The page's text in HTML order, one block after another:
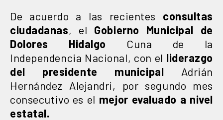
De acuerdo a las recientes consultas
ciudadanas, el Gobierno Municipal de
Dolores Hidalgo Cuna de la
Independencia Nacional, con el liderazgo
del presidente municipal Adrián
Hernández Alejandri, por segundo mes
consecutivo es el mejor evaluado a nivel
estatal.